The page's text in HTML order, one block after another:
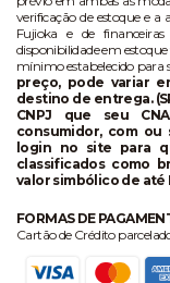
verificação de estoque e
Fujioka e de
disponibilidade em estoque
mínimo estabelecido para
preço, pode variar
destino de entrega.
CNPJ que seu
consumidor, com ou
login no site para
classificados como
valor simbólico de até
FORMAS DE
Cartão de Crédito